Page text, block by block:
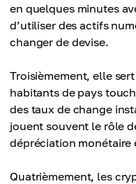
en quelques minutes
d’utiliser des actifs
changer de devise.
Troisièmement, elle
habitants de pays
des taux de change
jouent souvent le rôle
dépréciation monétaire
Quatrièmement, les